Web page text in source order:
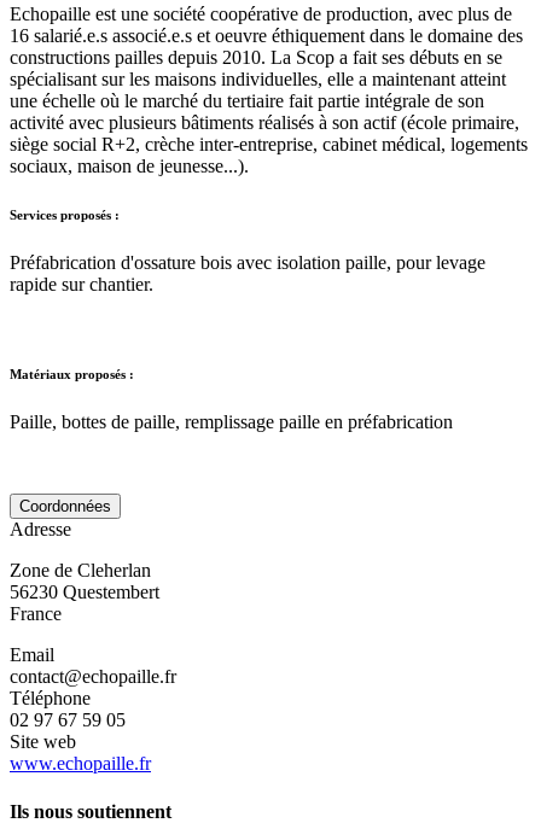
Echopaille est une société coopérative de production, avec plus de
16 salarié.e.s associé.e.s et oeuvre éthiquement dans le domaine des
constructions pailles depuis 2010. La Scop a fait ses débuts en se
spécialisant sur les maisons individuelles, elle a maintenant atteint
une échelle où le marché du tertiaire fait partie intégrale de son
activité avec plusieurs bâtiments réalisés à son actif (école primaire,
siège social R+2, crèche inter-entreprise, cabinet médical, logements
sociaux, maison de jeunesse...).
Services proposés :
Préfabrication d'ossature bois avec isolation paille, pour levage
rapide sur chantier.
Matériaux proposés :
Paille, bottes de paille, remplissage paille en préfabrication
Coordonnées
Adresse
Zone de Cleherlan
56230 Questembert
France
Email
contact@echopaille.fr
Téléphone
02 97 67 59 05
Site web
www.echopaille.fr
Ils nous soutiennent